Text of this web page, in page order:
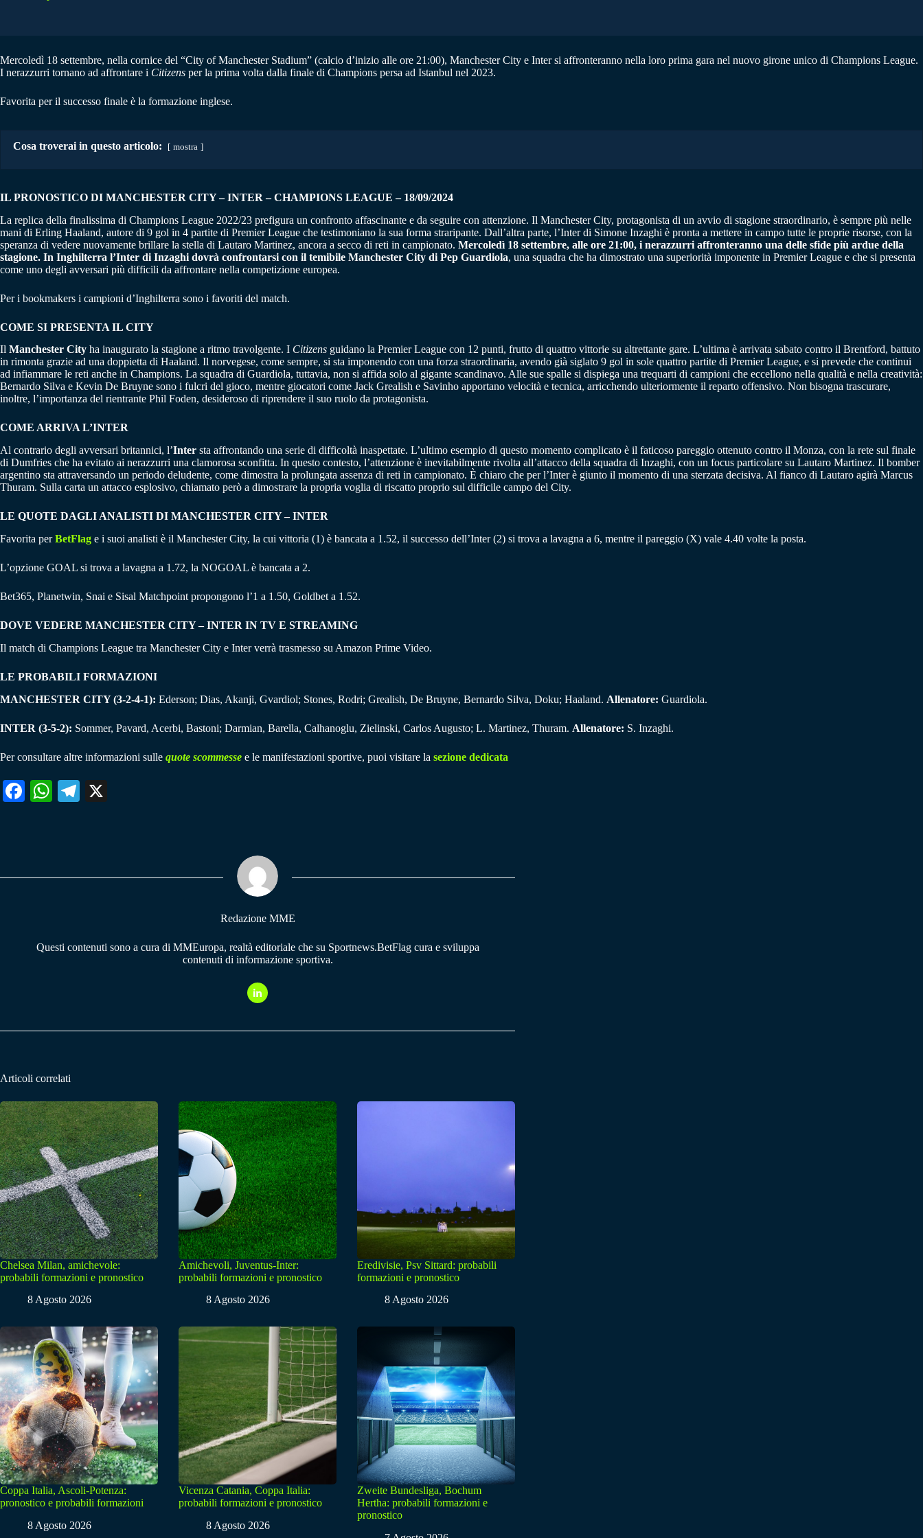
Mercoledì 18 settembre, nella cornice del “City of Manchester Stadium” (calcio d’inizio alle ore 21:00), Manchester City e Inter si affronteranno nella loro prima gara nel nuovo girone unico di Champions League.
I nerazzurri tornano ad affrontare i Citizens per la prima volta dalla finale di Champions persa ad Istanbul nel 2023.
Favorita per il successo finale è la formazione inglese.
Cosa troverai in questo articolo: mostra
IL PRONOSTICO DI MANCHESTER CITY – INTER – CHAMPIONS LEAGUE – 18/09/2024
La replica della finalissima di Champions League 2022/23 prefigura un confronto affascinante e da seguire con attenzione. Il Manchester City, protagonista di un avvio di stagione straordinario, è sempre più nelle
mani di Erling Haaland, autore di 9 gol in 4 partite di Premier League che testimoniano la sua forma straripante. Dall’altra parte, l’Inter di Simone Inzaghi è pronta a mettere in campo tutte le proprie risorse, con la
speranza di vedere nuovamente brillare la stella di Lautaro Martinez, ancora a secco di reti in campionato. Mercoledì 18 settembre, alle ore 21:00, i nerazzurri affronteranno una delle sfide più ardue della
stagione. In Inghilterra l’Inter di Inzaghi dovrà confrontarsi con il temibile Manchester City di Pep Guardiola, una squadra che ha dimostrato una superiorità imponente in Premier League e che si presenta
come uno degli avversari più difficili da affrontare nella competizione europea.
Per i bookmakers i campioni d’Inghilterra sono i favoriti del match.
COME SI PRESENTA IL CITY
Il Manchester City ha inaugurato la stagione a ritmo travolgente. I Citizens guidano la Premier League con 12 punti, frutto di quattro vittorie su altrettante gare. L’ultima è arrivata sabato contro il Brentford, battuto
in rimonta grazie ad una doppietta di Haaland. Il norvegese, come sempre, si sta imponendo con una forza straordinaria, avendo già siglato 9 gol in sole quattro partite di Premier League, e si prevede che continui
ad infiammare le reti anche in Champions. La squadra di Guardiola, tuttavia, non si affida solo al gigante scandinavo. Alle sue spalle si dispiega una trequarti di campioni che eccellono nella qualità e nella creatività:
Bernardo Silva e Kevin De Bruyne sono i fulcri del gioco, mentre giocatori come Jack Grealish e Savinho apportano velocità e tecnica, arricchendo ulteriormente il reparto offensivo. Non bisogna trascurare,
inoltre, l’importanza del rientrante Phil Foden, desideroso di riprendere il suo ruolo da protagonista.
COME ARRIVA L’INTER
Al contrario degli avversari britannici, l’Inter sta affrontando una serie di difficoltà inaspettate. L’ultimo esempio di questo momento complicato è il faticoso pareggio ottenuto contro il Monza, con la rete sul finale
di Dumfries che ha evitato ai nerazzurri una clamorosa sconfitta. In questo contesto, l’attenzione è inevitabilmente rivolta all’attacco della squadra di Inzaghi, con un focus particolare su Lautaro Martinez. Il bomber
argentino sta attraversando un periodo deludente, come dimostra la prolungata assenza di reti in campionato. È chiaro che per l’Inter è giunto il momento di una sterzata decisiva. Al fianco di Lautaro agirà Marcus
Thuram. Sulla carta un attacco esplosivo, chiamato però a dimostrare la propria voglia di riscatto proprio sul difficile campo del City.
LE QUOTE DAGLI ANALISTI DI MANCHESTER CITY – INTER
Favorita perBetFlag e i suoi analisti è il Manchester City, la cui vittoria (1) è bancata a 1.52, il successo dell’Inter (2) si trova a lavagna a 6, mentre il pareggio (X) vale 4.40 volte la posta.
L’opzione GOAL si trova a lavagna a 1.72, la NOGOAL è bancata a 2.
Bet365, Planetwin, Snai e Sisal Matchpoint propongono l’1 a 1.50, Goldbet a 1.52.
DOVE VEDERE MANCHESTER CITY – INTER IN TV E STREAMING
Il match di Champions League tra Manchester City e Inter verrà trasmesso su Amazon Prime Video.
LE PROBABILI FORMAZIONI
MANCHESTER CITY (3-2-4-1): Ederson; Dias, Akanji, Gvardiol; Stones, Rodri; Grealish, De Bruyne, Bernardo Silva, Doku; Haaland. Allenatore: Guardiola.
INTER (3-5-2): Sommer, Pavard, Acerbi, Bastoni; Darmian, Barella, Calhanoglu, Zielinski, Carlos Augusto; L. Martinez, Thuram. Allenatore: S. Inzaghi.
Per consultare altre informazioni sulle quote scommesse e le manifestazioni sportive, puoi visitare la sezione dedicata
Fa W
pp
Te
m
Redazione MME
Questi contenuti sono a cura di MMEuropa, realtà editoriale che su Sportnews.BetFlag cura e sviluppa
contenuti di informazione sportiva.
Articoli correlati
Chelsea Milan, amichevole:
probabili formazioni e pronostico
8 Agosto 2026
Amichevoli, Juventus-Inter:
probabili formazioni e pronostico
8 Agosto 2026
Eredivisie, Psv Sittard: probabili
formazioni e pronostico
8 Agosto 2026
Coppa Italia, Ascoli-Potenza:
pronostico e probabili formazioni
8 Agosto 2026
Vicenza Catania, Coppa Italia:
probabili formazioni e pronostico
8 Agosto 2026
Zweite Bundesliga, Bochum
Hertha: probabili formazioni e
pronostico